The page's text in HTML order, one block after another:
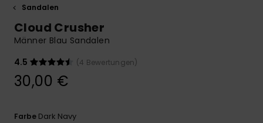
Finden Sie
die häufigsten
Fragen sowie
Sandalen
Cloud Crusher
Männer Blau Sandalen
4.5
(4 Bewertungen)
30,00 €
Farbe Dark Navy